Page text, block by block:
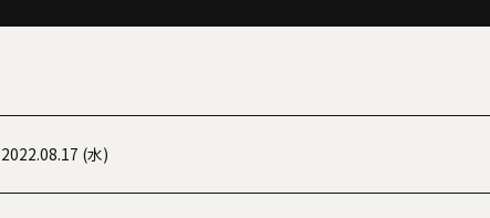
2022.08.17 (水)